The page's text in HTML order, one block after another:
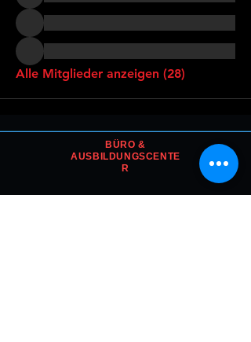
Alle Mitglieder anzeigen (28)
BÜRO &
AUSBILDUNGSCENTE
R